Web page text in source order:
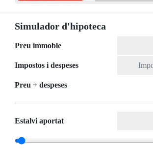
Simulador d'hipoteca
Preu immoble
Impostos i despeses
Preu + despeses
Estalvi aportat